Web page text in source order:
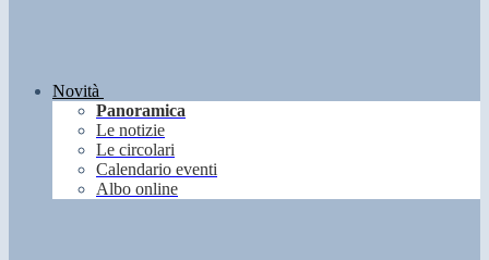
Novità
Panoramica
Le notizie
Le circolari
Calendario eventi
Albo online